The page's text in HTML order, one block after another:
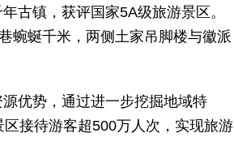
古镇，获评国家5A级旅游景区。
蜿蜒千米，两侧土家吊脚楼与徽派
优势，通过进一步挖掘地域特
接待游客超500万人次，实现旅游